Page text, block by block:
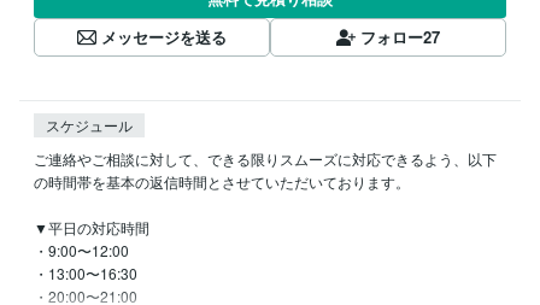
メッセージを送る
フォロー27
スケジュール
ご連絡やご相談に対して、できる限りスムーズに対応できるよう、以下
の時間帯を基本の返信時間とさせていただいております。
▼平日の対応時間
・9:00〜12:00
・13:00〜16:30
・20:00〜21:00